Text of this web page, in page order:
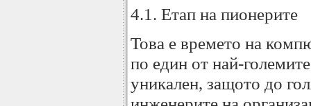
4.1. Етап на пионерите
Това е времето на
по един от най-
уникален, защото до